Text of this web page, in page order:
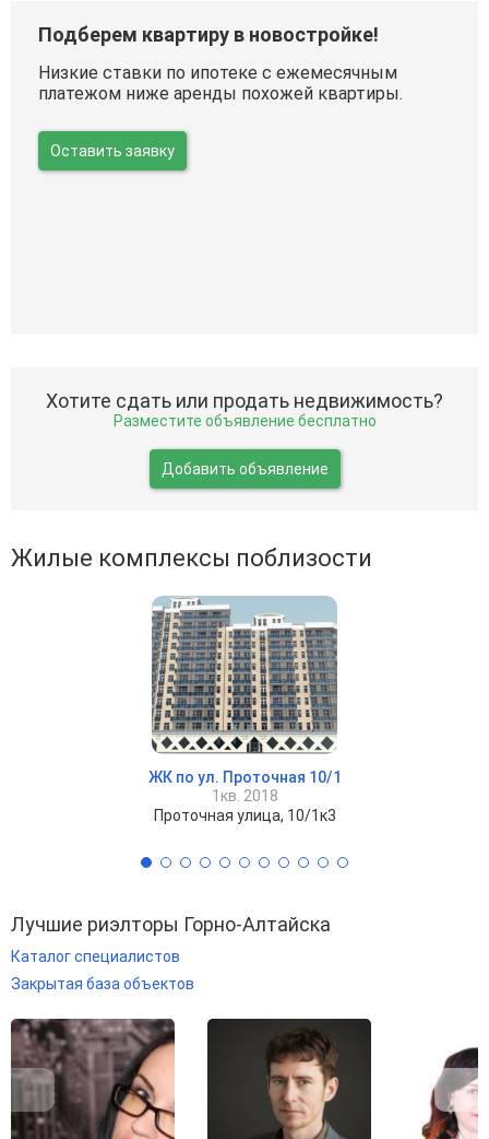
Подберем квартиру в новостройке!
Низкие ставки по ипотеке с ежемесячным
платежом ниже аренды похожей квартиры.
Оставить заявку
Хотите сдать или продать недвижимость?
Разместите объявление бесплатно
Добавить объявление
Жилые комплексы поблизости
ЖК по ул. Проточная 10/1
1кв. 2018
Проточная улица, 10/1к3
Лучшие риэлторы Горно-Алтайска
Каталог специалистов
Закрытая база объектов